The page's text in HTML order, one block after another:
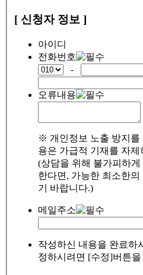
[ 신청자 정보 ]
아이디
전화번호
-
오류내용
※ 개인정보 노출 방지를
용은 가급적 기재를 자
(상담을 위해 불가피하
한다면, 가능한 최소한의
기 바랍니다.)
메일주소
작성하신 내용을 완료하
정하시려면 [수정]버튼